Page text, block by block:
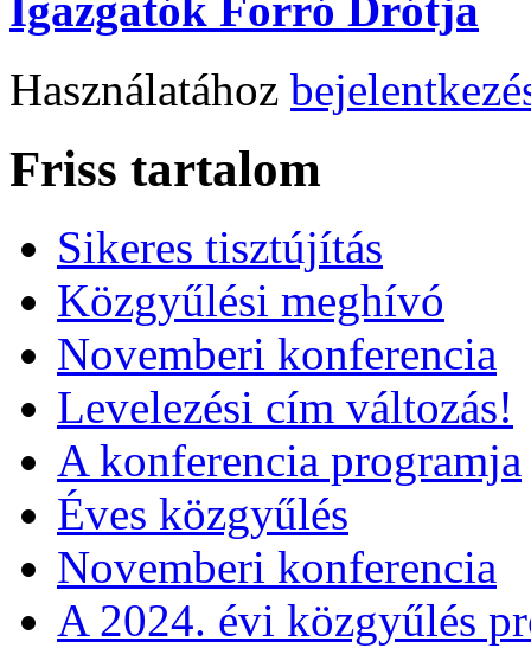
Igazgatók Forró Drótja
Használatához
Friss tartalom
Sikeres tisztújítás
Közgyűlési meghívó
Novemberi konferencia
Levelezési cím változás!
A konferencia programja
Éves közgyűlés
Novemberi konferencia
A 2024. évi közgyűlés